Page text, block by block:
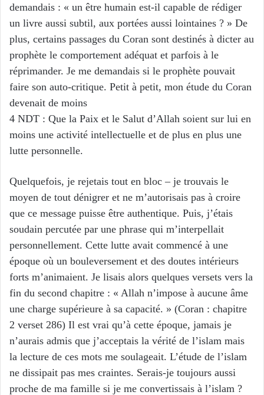
demandais : « un être humain est-il capable de rédiger
un livre aussi subtil, aux portées aussi lointaines ? » De
plus, certains passages du Coran sont destinés à dicter au
prophète le comportement adéquat et parfois à le
réprimander. Je me demandais si le prophète pouvait
faire son auto-critique. Petit à petit, mon étude du Coran
devenait de moins
4 NDT : Que la Paix et le Salut d’Allah soient sur lui en
moins une activité intellectuelle et de plus en plus une
lutte personnelle.
Quelquefois, je rejetais tout en bloc – je trouvais le
moyen de tout dénigrer et ne m’autorisais pas à croire
que ce message puisse être authentique. Puis, j’étais
soudain percutée par une phrase qui m’interpellait
personnellement. Cette lutte avait commencé à une
époque où un bouleversement et des doutes intérieurs
forts m’animaient. Je lisais alors quelques versets vers la
fin du second chapitre : « Allah n’impose à aucune âme
une charge supérieure à sa capacité. » (Coran : chapitre
2 verset 286) Il est vrai qu’à cette époque, jamais je
n’aurais admis que j’acceptais la vérité de l’islam mais
la lecture de ces mots me soulageait. L’étude de l’islam
ne dissipait pas mes craintes. Serais-je toujours aussi
proche de ma famille si je me convertissais à l’islam ?